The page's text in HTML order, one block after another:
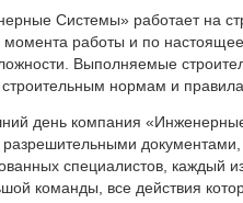
Системы» работает на
момента работы и по
Выполняемые
нормам и
день компания
специалистов, каждый
команды, все действия